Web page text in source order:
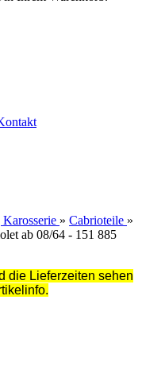
» Cabrioteile »
ab 08/64 - 151 885
die Lieferzeiten sehen